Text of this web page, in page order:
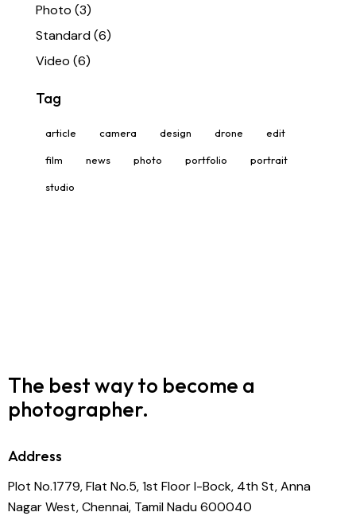
Photo (3)
Standard(6)
Video (6)
Tag
article camera design drone edit
film news photo portfolio portrait
studio
The best way to become a
photographer.
Address
Plot No.1779, Flat No.5, 1st Floor I-Bock, 4th St, Anna
Nagar West, Chennai, Tamil Nadu 600040